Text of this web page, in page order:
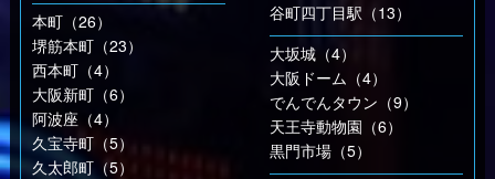
本町（26）
堺筋本町（23）
西本町（4）
大阪新町（6）
阿波座（4）
久宝寺町（5）
久太郎町（5）
谷町四丁目駅（13）
大坂城（4）
大阪ドーム（4）
でんでんタウン（9）
天王寺動物園（6）
黒門市場（5）